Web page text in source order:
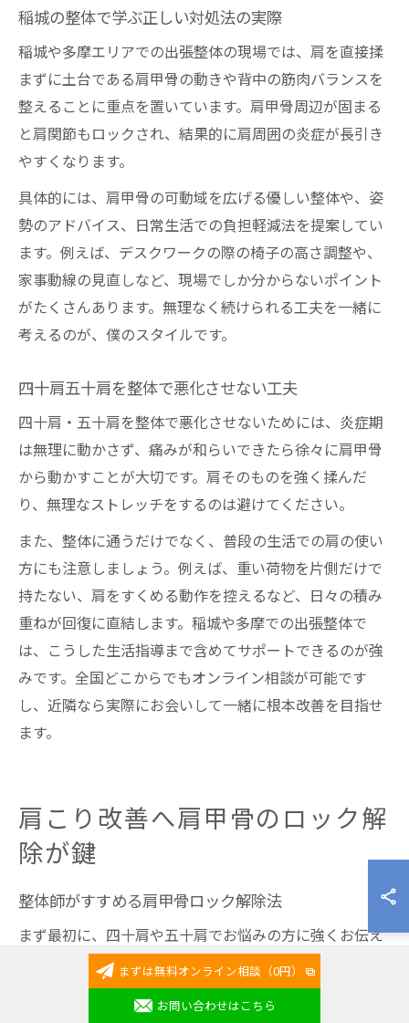
稲城の整体で学ぶ正しい対処法の実際
稲城や多摩エリアでの出張整体の現場では、肩を直接揉
まずに土台である肩甲骨の動きや背中の筋肉バランスを
整えることに重点を置いています。肩甲骨周辺が固まる
と肩関節もロックされ、結果的に肩周囲の炎症が長引き
やすくなります。
具体的には、肩甲骨の可動域を広げる優しい整体や、姿
勢のアドバイス、日常生活での負担軽減法を提案してい
ます。例えば、デスクワークの際の椅子の高さ調整や、
家事動線の見直しなど、現場でしか分からないポイント
がたくさんあります。無理なく続けられる工夫を一緒に
考えるのが、僕のスタイルです。
四十肩五十肩を整体で悪化させない工夫
四十肩・五十肩を整体で悪化させないためには、炎症期
は無理に動かさず、痛みが和らいできたら徐々に肩甲骨
から動かすことが大切です。肩そのものを強く揉んだ
り、無理なストレッチをするのは避けてください。
また、整体に通うだけでなく、普段の生活での肩の使い
方にも注意しましょう。例えば、重い荷物を片側だけで
持たない、肩をすくめる動作を控えるなど、日々の積み
重ねが回復に直結します。稲城や多摩での出張整体で
は、こうした生活指導まで含めてサポートできるのが強
みです。全国どこからでもオンライン相談が可能です
し、近隣なら実際にお会いして一緒に根本改善を目指せ
ます。
肩こり改善へ肩甲骨のロック解
除が鍵
整体師がすすめる肩甲骨ロック解除法
まず最初に、四十肩や五十肩でお悩みの方に強くお伝え
したいのは「肩が痛いからといって、無理に動かすスト
レッチは今すぐやめてください」ということです。僕が
稲城や多摩で数多くの出張整体をしてきた中で、無理な
まずは無料オンライン相談（0円）
お問い合わせはこちら